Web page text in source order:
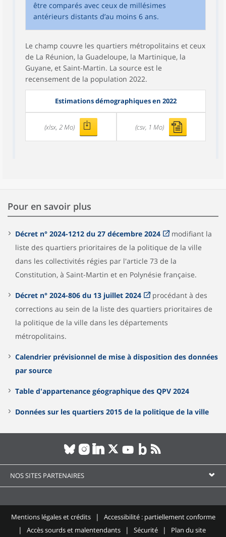
être comparés avec ceux de millésimes
antérieurs distants d’au moins 6 ans.
Le champ couvre les quartiers métropolitains et ceux
de La Réunion, la Guadeloupe, la Martinique, la
Guyane, et Saint-Martin. La source est le
recensement de la population 2022.
Estimations démographiques en 2022
(xlsx, 2 Mo) (csv, 1 Mo)
Pour en savoir plus
Décret n° 2024-1212 du 27 décembre 2024
modifiant la
liste des quartiers prioritaires de la politique de la ville
dans les collectivités régies par l'article 73 de la
Constitution, à Saint-Martin et en Polynésie française.
Décret n° 2024-806 du 13 juillet 2024
procédant à des
corrections au sein de la liste des quartiers prioritaires de
la politique de la ville dans les départements
métropolitains.
Calendrier prévisionnel de mise à disposition des données
par source
Table d'appartenance géographique des QPV 2024
Données sur les quartiers 2015 de la politique de la ville
NOS SITES PARTENAIRES
Mentions légales et crédits
Accessibilité : partiellement conforme
Accès sourds et malentendants
Sécurité Plan du site